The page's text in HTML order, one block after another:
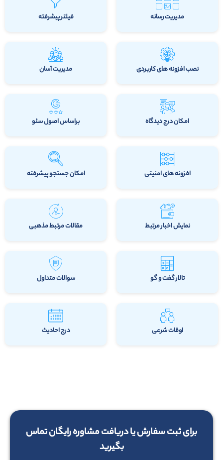
مدیریت رسانه فیلتر پیشرفته
نصب افزونه های کاربردی مدیریت آسان
امکان درج دیدگاه براساس اصول سئو
افزونه های امنیتی امکان جستجو پیشرفته
نمایش اخبار مرتبط مقالات مرتبط مذهبی
تالار گفت و گو سوالات متداول
اوقات شرعی درج احادیث
برای ثبت سفارش یا دریافت مشاوره رایگان تماس
بگیرید